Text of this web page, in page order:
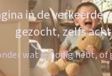
in de verkeerde
gezocht, zelfs
wat je nodig hebt, of